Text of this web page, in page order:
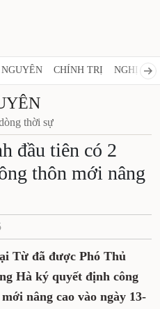
CHÍNH TRỊ NGHỊ
thời sự
đầu tiên có 2
thôn mới nâng
Từ đã được Phó Thủ
Hà ký quyết định công
nâng cao vào ngày 13-